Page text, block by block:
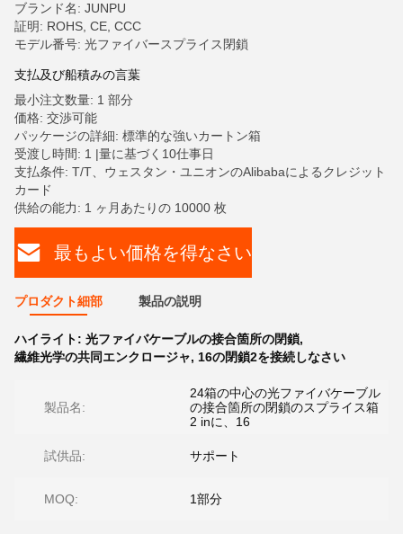
ブランド名: JUNPU
証明: ROHS, CE, CCC
モデル番号: 光ファイバースプライス閉鎖
支払及び船積みの言葉
最小注文数量: 1 部分
価格: 交渉可能
パッケージの詳細: 標準的な強いカートン箱
受渡し時間: 1 |量に基づく10仕事日
支払条件: T/T、ウェスタン・ユニオンのAlibabaによるクレジット
カード
供給の能力: 1 ヶ月あたりの 10000 枚
最もよい価格を得なさい
プロダクト細部 製品の説明
ハイライト: 光ファイバケーブルの接合箇所の閉鎖,
繊維光学の共同エンクロージャ, 16の閉鎖2を接続しなさい
製品名:
24箱の中心の光ファイバケーブル
の接合箇所の閉鎖のスプライス箱
2 inに、16
試供品: サポート
MOQ: 1部分